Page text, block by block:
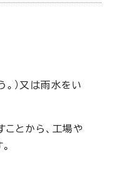
。）又は雨水をい
とから、工場や